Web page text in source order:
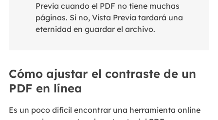
Previa cuando el PDF no tiene muchas
páginas. Si no, Vista Previa tardará una
eternidad en guardar el archivo.
Cómo ajustar el contraste de un
PDF en línea
Es un poco difícil encontrar una herramienta online